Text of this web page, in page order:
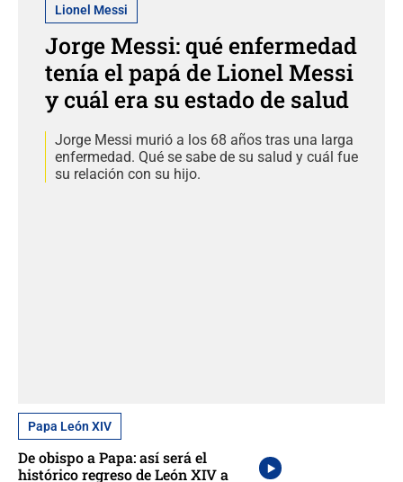
Lionel Messi
Jorge Messi: qué enfermedad
tenía el papá de Lionel Messi
y cuál era su estado de salud
Jorge Messi murió a los 68 años tras una larga
enfermedad. Qué se sabe de su salud y cuál fue
su relación con su hijo.
Papa León XIV
De obispo a Papa: así será el
histórico regreso de León XIV a